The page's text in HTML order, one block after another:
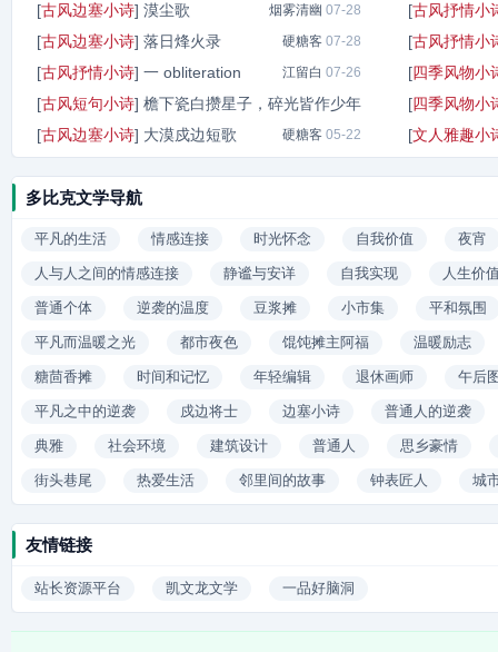
[古风边塞小诗] 漠尘歌 烟雾清幽 07-28
[古风边塞小诗] 落日烽火录 硬糖客 07-28
[古风抒情小诗] 一 obliteration 江留白 07-26
[古风短句小诗] 檐下瓷白攒星子，碎光皆作少年
瓷白釉 05-23
[古风边塞小诗] 大漠戍边短歌 硬糖客 05-22
[古风抒情小
[古风抒情小
[四季风物小
[四季风物小
[文人雅趣小
多比克文学导航
平凡的生活 情感连接 时光怀念 自我价值 夜宵
人与人之间的情感连接 静谧与安详 自我实现 人生价
普通个体 逆袭的温度 豆浆摊 小市集 平和氛围
平凡而温暖之光 都市夜色 馄饨摊主阿福 温暖励志
糖茴香摊 时间和记忆 年轻编辑 退休画师 午后
平凡之中的逆袭 戍边将士 边塞小诗 普通人的逆袭
典雅 社会环境 建筑设计 普通人 思乡豪情
街头巷尾 热爱生活 邻里间的故事 钟表匠人 城
友情链接
站长资源平台 凯文龙文学 一品好脑洞